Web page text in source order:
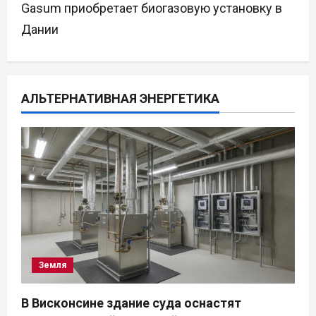
г
и
я
п
о
з
п
Gasum приобретает биогазовую установку в
Дании
АЛЬТЕРНАТИВНАЯ ЭНЕРГЕТИКА
Земля
В Висконсине здание суда оснастят